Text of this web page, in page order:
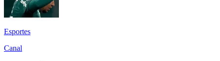
Esportes
Canal